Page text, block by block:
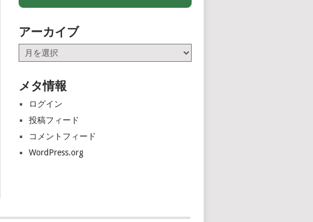
アーカイブ
ア
ー
イ
メタ情報
ログイン
投稿フィード
コメントフィード
WordPress.org